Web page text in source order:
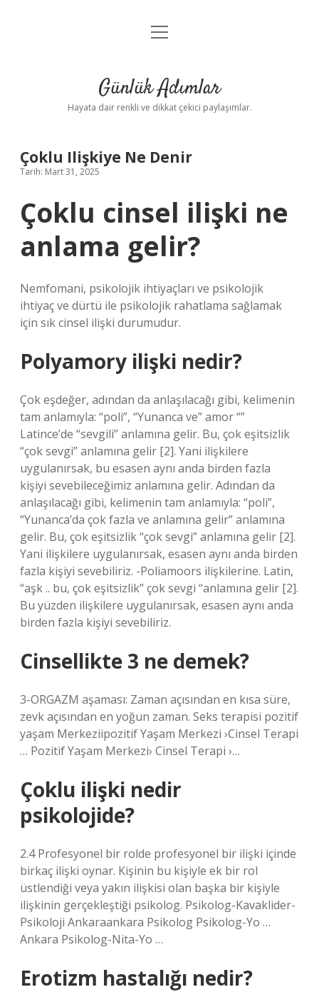
Anasayfa
Yasal Uyarı
menüyü
Günlük Adımlar
Hayata dair renkli ve dikkat çekici paylaşımlar.
Çoklu Ilişkiye Ne Denir
Tarih: Mart 31, 2025
Çoklu cinsel ilişki ne
anlama gelir?
Nemfomani, psikolojik ihtiyaçları ve psikolojik
ihtiyaç ve dürtü ile psikolojik rahatlama sağlamak
için sık cinsel ilişki durumudur.
Polyamory ilişki nedir?
Çok eşdeğer, adından da anlaşılacağı gibi, kelimenin
tam anlamıyla: “poli”, “Yunanca ve” amor “”
Latince’de “sevgili” anlamına gelir. Bu, çok eşitsizlik
“çok sevgi” anlamına gelir [2]. Yani ilişkilere
uygulanırsak, bu esasen aynı anda birden fazla
kişiyi sevebileceğimiz anlamına gelir. Adından da
anlaşılacağı gibi, kelimenin tam anlamıyla: “poli”,
“Yunanca’da çok fazla ve anlamına gelir” anlamına
gelir. Bu, çok eşitsizlik “çok sevgi” anlamına gelir [2].
Yani ilişkilere uygulanırsak, esasen aynı anda birden
fazla kişiyi sevebiliriz. -Poliamoors ilişkilerine. Latin,
“aşk .. bu, çok eşitsizlik” çok sevgi “anlamına gelir [2].
Bu yüzden ilişkilere uygulanırsak, esasen aynı anda
birden fazla kişiyi sevebiliriz.
Cinsellikte 3 ne demek?
3-ORGAZM aşaması: Zaman açısından en kısa süre,
zevk açısından en yoğun zaman. Seks terapisi pozitif
yaşam Merkeziipozitif Yaşam Merkezi ›Cinsel Terapi
… Pozitif Yaşam Merkezi› Cinsel Terapi ›…
Çoklu ilişki nedir
psikolojide?
2.4 Profesyonel bir rolde profesyonel bir ilişki içinde
birkaç ilişki oynar. Kişinin bu kişiyle ek bir rol
üstlendiği veya yakın ilişkisi olan başka bir kişiyle
ilişkinin gerçekleştiği psikolog. Psikolog-Kavaklider-
Psikoloji Ankaraankara Psikolog Psikolog-Yo …
Ankara Psikolog-Nita-Yo …
Erotizm hastalığı nedir?